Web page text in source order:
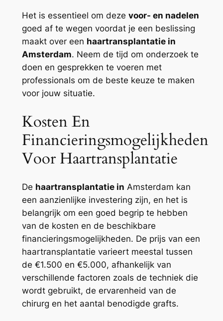
Het is essentieel om deze voor- en nadelen
goed af te wegen voordat je een beslissing
maakt over een haartransplantatie in
Amsterdam. Neem de tijd om onderzoek te
doen en gesprekken te voeren met
professionals om de beste keuze te maken
voor jouw situatie.
Kosten En
Financieringsmogelijkheden
Voor Haartransplantatie
De haartransplantatie in Amsterdam kan
een aanzienlijke investering zijn, en het is
belangrijk om een goed begrip te hebben
van de kosten en de beschikbare
financieringsmogelijkheden. De prijs van een
haartransplantatie varieert meestal tussen
de €1.500 en €5.000, afhankelijk van
verschillende factoren zoals de techniek die
wordt gebruikt, de ervarenheid van de
chirurg en het aantal benodigde grafts.